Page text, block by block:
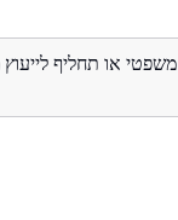
או תחליף